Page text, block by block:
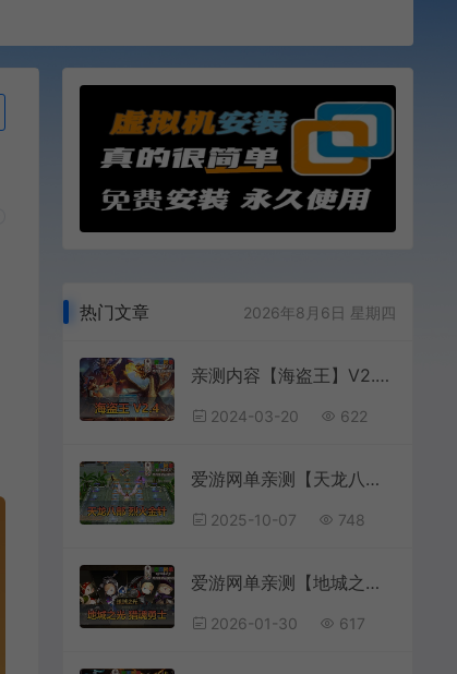
热门文章 2026年8月6日 星期四
亲测内容【海盗王】V2.4最新整理虚拟机一键单机版任务剧情配套工具及GM脚本命令视频教程
2024-03-20 622
爱游网单亲测【天龙八部】烈火金针单机版王权宝鉴修仙真元穿刺仿官带GM工具虚拟机一键端视频安装教学
2025-10-07 748
爱游网单亲测【地城之光】最新整理单机版Q萌俯视角3D闯关网游单机版 数据库金币修改 解压一键启动 视频安装教学
2026-01-30 617